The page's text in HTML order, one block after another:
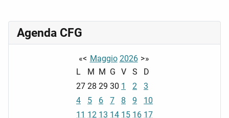
Agenda CFG
«< Maggio 2026 >»
L
M M G V S
D
27 28 29 30 1 2
3
4
5 6 7 8 9
10
11 12 13 14 15 16 17